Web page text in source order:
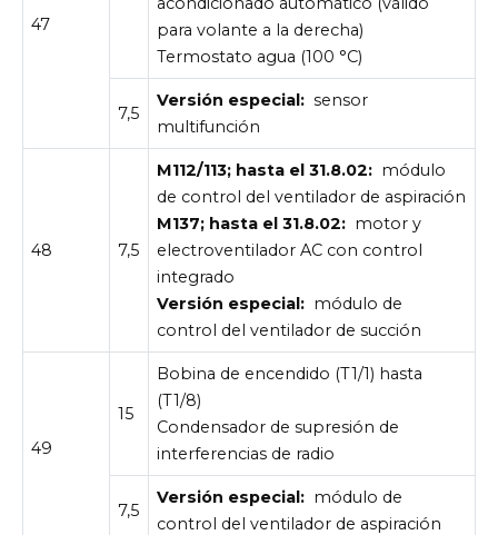
47
para volante a la derecha)
Termostato agua (100 °C)
7,5
Versión especial: sensor
multifunción
48 7,5
M112/113; hasta el 31.8.02: módulo
de control del ventilador de aspiración
M137; hasta el 31.8.02: motor y
electroventilador AC con control
integrado
Versión especial: módulo de
control del ventilador de succión
49
15
Bobina de encendido (T1/1) hasta
(T1/8)
Condensador de supresión de
interferencias de radio
7,5
Versión especial: módulo de
control del ventilador de aspiración